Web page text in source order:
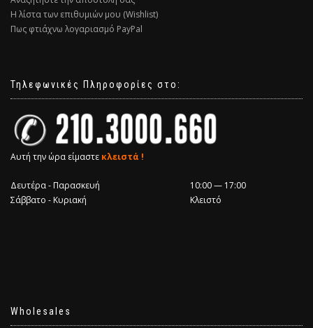
Η λίστα των επιθυμιών μου (Wishlist)
Πως φτιάχνω λογαριασμό PayPal
Τηλεφωνικές Πληροφορίες στο:
Αυτή την ώρα είμαστε κλειστά !
Δευτέρα - Παρασκευή
10:00 — 17:00
Σάββατο - Κυριακή
Κλειστό
Wholesales